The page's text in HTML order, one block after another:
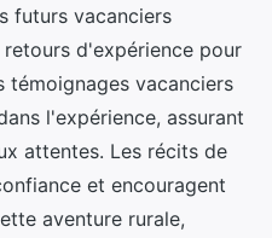
futurs vacanciers
d'expérience pour
témoignages vacanciers
l'expérience, assurant
attentes. Les récits de
et encouragent
aventure rurale,